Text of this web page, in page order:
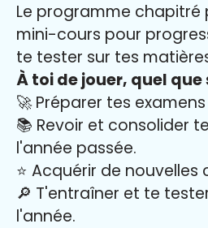
Le programme chapitré
mini-cours pour
te tester sur tes
À toi de jouer, quel
🚀 Préparer tes
📚 Revoir et consolider
l'année passée.
⭐️ Acquérir de nouvelles
🔎 T'entraîner et te
l'année.